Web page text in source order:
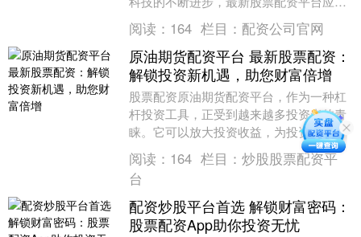
而生，为投资者提供了更便捷、更安全的
配资服务。 期货....
阅读： 164 栏目： 配资公司官网
原油期货配资平台 最新股票配资：
解锁投资新机遇，助您财富倍增
股票配资原油期货配资平台，作为一种杠
杆投资工具，正受到越来越多投资者的青
睐。它可以放大投资收益，为投资者带来
更高的回报率。 广西股票配资拥有经验丰
富的专业团队，....
阅读： 164 栏目： 炒股股票配资平
台
配资炒股平台首选 解锁财富密码：
股票配资App助你投资无忧